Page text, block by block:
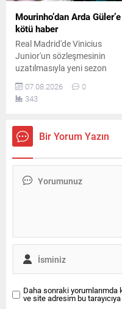
Mourinho’dan Arda Güler’e
kötü haber
Real Madrid'de Vinicius
Junior'un sözleşmesinin
uzatılmasıyla yeni sezon
planlaması hız kazandı. Jose
Mourinho'nun ilk 11 tercihleri
gündem olurken, Arda
koruyor.
07.08.2026
0
343
Bir Yorum Yazın
Daha sonraki yorumlarımda
ve site adresim bu